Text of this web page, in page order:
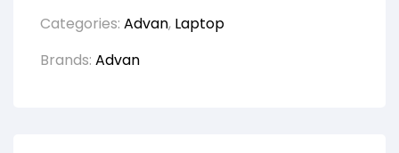
Categories: Advan, Laptop
Brands: Advan